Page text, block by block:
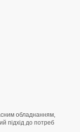
фундаментів або
Berger
обладнанням,
підхід до потреб